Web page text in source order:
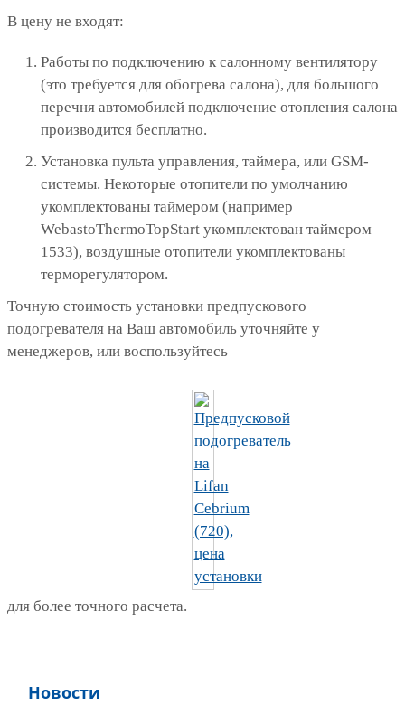
В цену не входят:
Работы по подключению к салонному вентилятору
(это требуется для обогрева салона), для большого
перечня автомобилей подключение отопления салона
производится бесплатно.
Установка пульта управления, таймера, или GSM-
системы. Некоторые отопители по умолчанию
укомплектованы таймером (например
WebastoThermoTopStart укомплектован таймером
1533), воздушные отопители укомплектованы
терморегулятором.
Точную стоимость установки предпускового
подогревателя на Ваш автомобиль уточняйте у
менеджеров, или воспользуйтесь
для более точного расчета.
Новости